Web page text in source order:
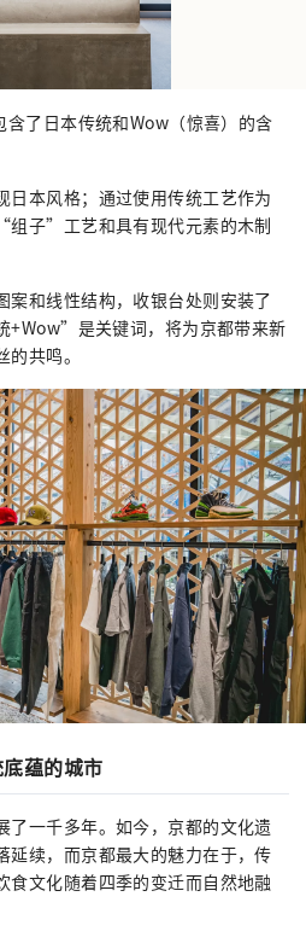
了日本传统和Wow（惊喜）的含
日本风格；通过使用传统工艺作为
组子”工艺和具有现代元素的木制
案和线性结构，收银台处则安装了
+Wow”是关键词，将为京都带来新
共鸣。
蕴的城市
了一千多年。如今，京都的文化遗
延续，而京都最大的魅力在于，传
食文化随着四季的变迁而自然地融